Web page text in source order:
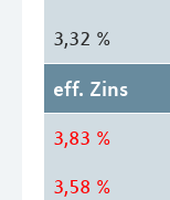
3,32 %
eff. Zins
3,83 %
3,58 %